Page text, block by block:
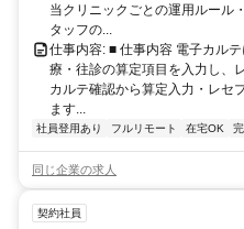
当クリニックごとの運用ルール
タッフの...
仕事内容: ■ 仕事内容 電子カル
療・往診の算定項目を入力し、
カルテ確認から算定入力・レセ
ます...
社員登用あり フルリモート 在宅OK
同じ企業の求人
契約社員